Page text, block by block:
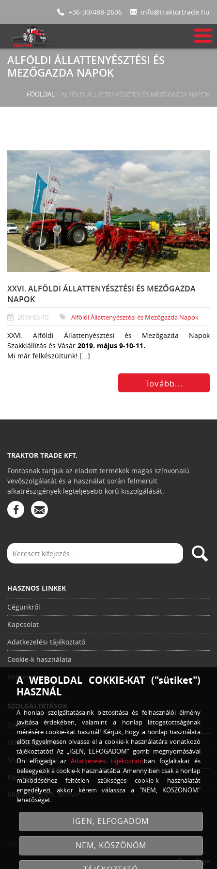
+36-30/488-2606 info@traktortrade.hu
ALFÖLDI ÁLLATTENYÉSZTÉSI ÉS
MEZŐGAZDA NAPOK
FŐOLDAL | ALFÖLDI ÁLLATTENYÉSZTÉSI ÉS MEZŐGAZDA NAPOK
XXVI. ALFÖLDI ÁLLATTENYÉSZTÉSI ÉS MEZŐGAZDA
NAPOK
2019-03-10 Alföldi Állattenyésztési és Mezőgazda Napok
XXVI. Alföldi Állattenyésztési és Mezőgazda Napok
Szakkiállítás és Vásár 2019. május 9-10-11.
Mi már felkészültünk! [...]
Tovább...
TRAKTOR TRADE KFT.
Fontosnak tartjuk az eladott termékek magas színvonalú
vevőszolgálatát és a használat során felmerült
alkatrészigények legteljesebb körű kiszolgálását.
HASZNOS LINKEK
Cégünkről
Kapcsolat
Adatkezelési tájékoztató
Cookie-k használata
Impresszum
SZOLGÁLTATÁSOK
Szerviz
Hitelügyintézés
Szaktanácsadás
Pályázatírás
Klíma szerelés, szerviz
Traktor Trade Kft.Minden jog fenntartva!
Created by GrandPage
A WEBOLDAL COKKIE-KAT ("sütiket")
HASZNÁL
A honlap szolgáltatásaink biztosítása és felhasználói élmény
javítása érdekében, valamint a honlap látogatottságának
mérésére cookie-kat használ! Kérjük, hogy a honlap használata
előtt figyelmesen olvassa el a cookie-k használatára vonatkozó
tájékoztatót! Az „IGEN, ELFOGADOM” gomb megnyomásával
Ön elfogadja az Adatkezelési tájékoztatóban foglaltakat és
beleegyezik a cookie-k használatába. Amennyiben csak a honlap
működéséhez feltétlen szükséges cookie-k használatát
engedélyezi, akkor kérem válassza a "NEM, KÖSZÖNÖM"
lehetőséget.
IGEN, ELFOGADOM
NEM, KÖSZÖNÖM